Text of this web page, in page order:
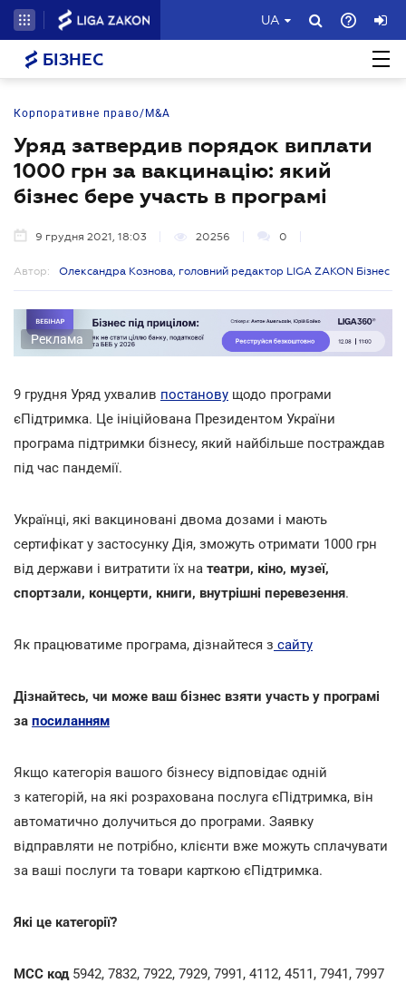
UA
БІЗНЕС
Корпоративне право/M&A
Уряд затвердив порядок виплати
1000 грн за вакцинацію: який
бізнес бере участь в програмі
9 грудня 2021, 18:03 20256 0
Автор: Олександра Кознова, головний редактор LIGA ZAKON Бізнес
Реклама
9 грудня Уряд ухвалив постанову щодо програми
єПідтримка. Це ініційована Президентом України
програма підтримки бізнесу, який найбільше постраждав
під час пандемії.
Українці, які вакциновані двома дозами і мають
сертифікат у застосунку Дія, зможуть отримати 1000 грн
від держави і витратити їх на театри, кіно, музеї,
спортзали, концерти, книги, внутрішні перевезення.
Як працюватиме програма, дізнайтеся з сайту
Дізнайтесь, чи може ваш бізнес взяти участь у програмі
за посиланням
Якщо категорія вашого бізнесу відповідає одній
з категорій, на які розрахована послуга єПідтримка, він
автоматично долучиться до програми. Заявку
відправляти не потрібно, клієнти вже можуть сплачувати
за ваші послуги та товари карткою єПідтримка.
Які це категорії?
MCC код5942, 7832, 7922, 7929, 7991, 4112, 4511, 7941, 7997